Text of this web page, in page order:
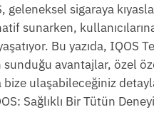
geleneksel sigaraya
sunarken,
Bu yazıda, IQOS
avantajlar, özel
bize ulaşabileceğiniz
Sağlıklı Bir Tütün